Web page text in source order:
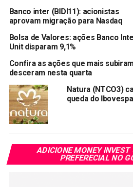
maiores que a Selic em 2021
Compartilhar:
Copy
Link
WhatsApp
Twitter
TÓPICOS RELACIONADOS:
PRÓXIMA:
UBS reitera compra das ações
alvo de R$ 47 para R$ 58
Oi: HSBC eleva recomendação
preço-alvo em R$ 1,50
Banco inter (BIDI11): acionistas
aprovam migração para Nasdaq
Bolsa de Valores: ações Banco
Unit disparam 9,1%
Confira as ações que mais
desceram nesta quarta
Natura (NTCO3)
queda do
ADICIONE MONEY
PREFERECIAL NO